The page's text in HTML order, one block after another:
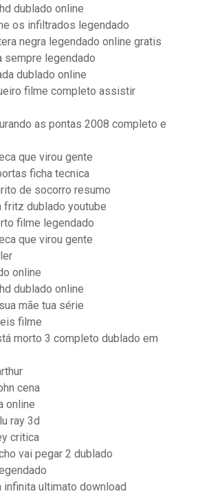
dublado online
os infiltrados legendado
negra legendado online gratis
sempre legendado
dublado online
filme completo assistir
as pontas 2008 completo e
que virou gente
ficha tecnica
de socorro resumo
fritz dublado youtube
filme legendado
que virou gente
online
dublado online
mãe tua série
filme
morto 3 completo dublado em
cena
online
ray 3d
critica
vai pegar 2 dublado
infinita ultimato download